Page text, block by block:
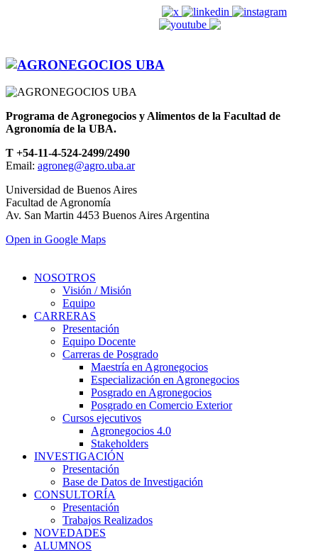
Programa de Agronegocios y Alimentos de la Facultad de
Agronomía de la UBA.
T +54-11-4-524-2499/2490
Email: agroneg@agro.uba.ar
Universidad de Buenos Aires
Facultad de Agronomía
Av. San Martin 4453 Buenos Aires Argentina
Open in Google Maps
NOSOTROS
Visión / Misión
Equipo
CARRERAS
Presentación
Equipo Docente
Carreras de Posgrado
Maestría en Agronegocios
Especialización en Agronegocios
Posgrado en Agronegocios
Posgrado en Comercio Exterior
Cursos ejecutivos
Agronegocios 4.0
Stakeholders
INVESTIGACIÓN
Presentación
Base de Datos de Investigación
CONSULTORÍA
Presentación
Trabajos Realizados
NOVEDADES
ALUMNOS